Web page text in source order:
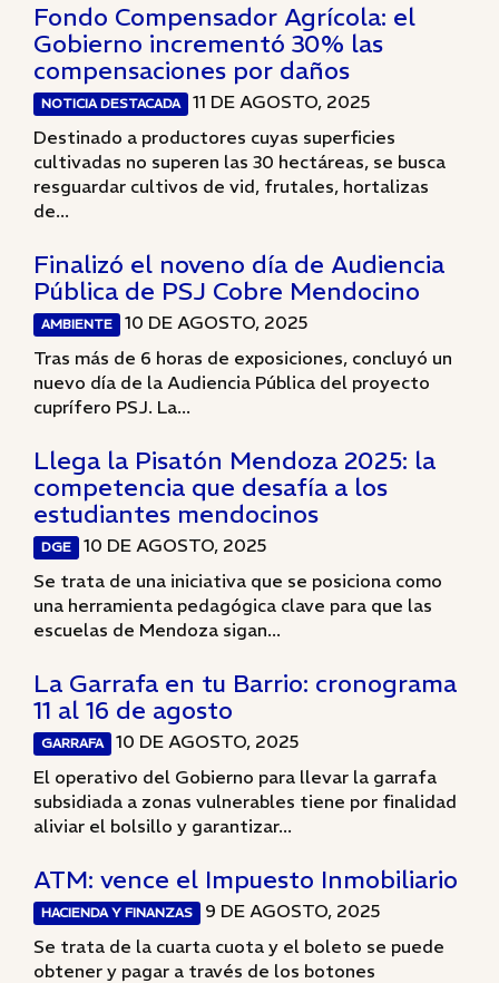
Fondo Compensador Agrícola: el
Gobierno incrementó 30% las
compensaciones por daños
NOTICIA DESTACADA
11 DE AGOSTO, 2025
Destinado a productores cuyas superficies
cultivadas no superen las 30 hectáreas, se busca
resguardar cultivos de vid, frutales, hortalizas
de...
Finalizó el noveno día de Audiencia
Pública de PSJ Cobre Mendocino
AMBIENTE
10 DE AGOSTO, 2025
Tras más de 6 horas de exposiciones, concluyó un
nuevo día de la Audiencia Pública del proyecto
cuprífero PSJ. La...
Llega la Pisatón Mendoza 2025: la
competencia que desafía a los
estudiantes mendocinos
DGE
10 DE AGOSTO, 2025
Se trata de una iniciativa que se posiciona como
una herramienta pedagógica clave para que las
escuelas de Mendoza sigan...
La Garrafa en tu Barrio: cronograma
11 al 16 de agosto
GARRAFA
10 DE AGOSTO, 2025
El operativo del Gobierno para llevar la garrafa
subsidiada a zonas vulnerables tiene por finalidad
aliviar el bolsillo y garantizar...
ATM: vence el Impuesto Inmobiliario
HACIENDA Y FINANZAS
9 DE AGOSTO, 2025
Se trata de la cuarta cuota y el boleto se puede
obtener y pagar a través de los botones